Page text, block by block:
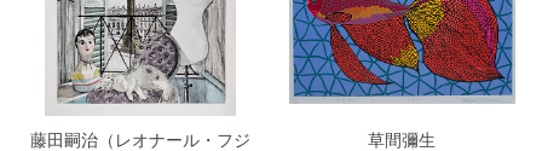
藤田嗣治（レオナール・フジ
草間彌生